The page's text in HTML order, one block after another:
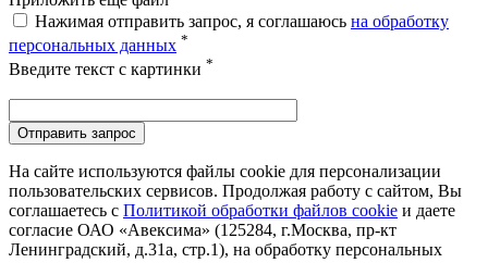
Нажимая отправить запрос, я соглашаюсь на обработку
персональных данных *
Введите текст с картинки *
Отправить запрос
На сайте используются файлы cookie для персонализации
пользовательских сервисов. Продолжая работу с сайтом, Вы
соглашаетесь с Политикой обработки файлов cookie и даете
согласие ОАО «Авексима» (125284, г.Москва, пр-кт
Ленинградский, д.31а, стр.1), на обработку персональных